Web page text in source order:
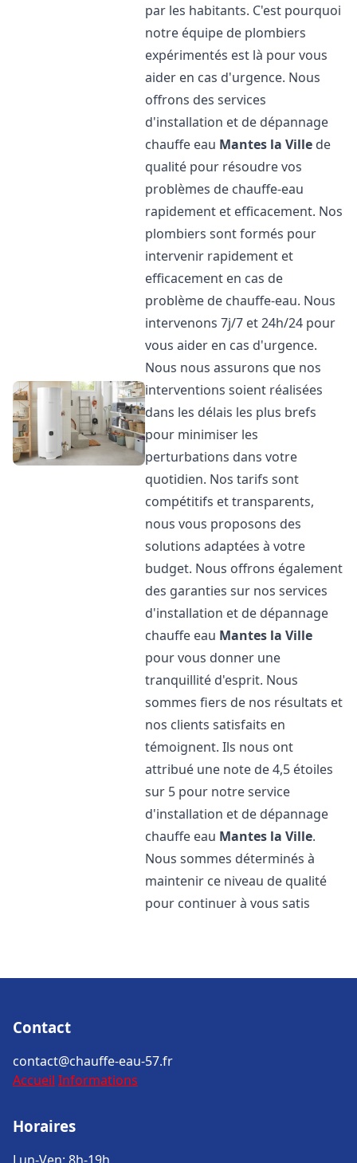
par les habitants. C'est pourquoi
notre équipe de plombiers
expérimentés est là pour vous
aider en cas d'urgence. Nous
offrons des services
d'installation et de dépannage
chauffe eau Mantes la Ville de
qualité pour résoudre vos
problèmes de chauffe-eau
rapidement et efficacement. Nos
plombiers sont formés pour
intervenir rapidement et
efficacement en cas de
problème de chauffe-eau. Nous
intervenons 7j/7 et 24h/24 pour
vous aider en cas d'urgence.
Nous nous assurons que nos
interventions soient réalisées
dans les délais les plus brefs
pour minimiser les
perturbations dans votre
quotidien. Nos tarifs sont
compétitifs et transparents,
nous vous proposons des
solutions adaptées à votre
budget. Nous offrons également
des garanties sur nos services
d'installation et de dépannage
chauffe eau Mantes la Ville
pour vous donner une
tranquillité d'esprit. Nous
sommes fiers de nos résultats et
nos clients satisfaits en
témoignent. Ils nous ont
attribué une note de 4,5 étoiles
sur 5 pour notre service
d'installation et de dépannage
chauffe eau Mantes la Ville.
Nous sommes déterminés à
maintenir ce niveau de qualité
pour continuer à vous satis
Contact
contact@chauffe-eau-57.fr
Accueil Informations
Horaires